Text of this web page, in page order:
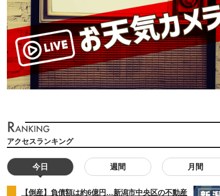
アクセスランキング
今日 週間 月間
【倒産】負債額は約6億円…新潟市中央区の不動産